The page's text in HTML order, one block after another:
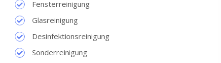
Fensterreinigung
Glasreinigung
Desinfektionsreinigung
Sonderreinigung